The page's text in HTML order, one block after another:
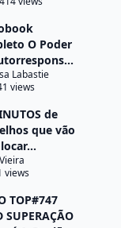
O Poder
Labastie
views
de
que vão
views
TOP#747
SUPERAÇÃO